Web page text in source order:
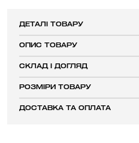
ДЕТАЛІ ТОВАРУ
ОПИС ТОВАРУ
СКЛАД І ДОГЛЯД
РОЗМІРИ ТОВАРУ
ДОСТАВКА ТА ОПЛАТА